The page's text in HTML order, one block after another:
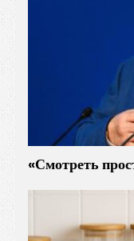
«Смотреть